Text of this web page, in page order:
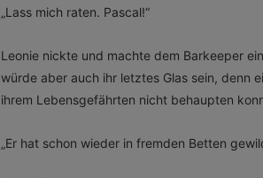
„Lass mich raten. Pascal!“
Leonie nickte und machte dem Barkeeper
würde aber auch ihr letztes Glas sein, denn
ihrem Lebensgefährten nicht behaupten
„Er hat schon wieder in fremden Betten